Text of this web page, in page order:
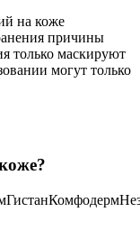
на коже
причины
только маскируют
могут только